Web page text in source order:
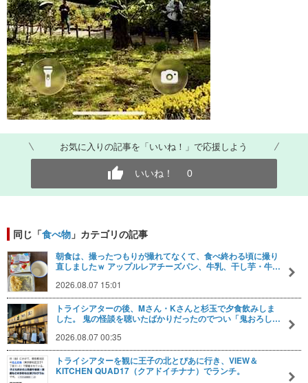
お気に入りの記事を「いいね！」で応援しよう
いいね！ 0
同じ「食べ物 」カテゴリの記事
朝食は、撮ったつもりが撮れてなくて、食べ終わる頃に撮り
直しましたｗ アップルレアチーズパン、牛乳、干し芋・牛…
2026.08.07 15:01
トライシアターの後、Mさん・Kさんと杉玉で夕食飲みしま
した。 鬼の怪談を聴いたばかりだったのでつい「鬼おろし…
2026.08.07 00:35
トライシアターを観に王子の北とぴあに行き、VIEW＆
KITCHEN QUAD17（クアドイチナナ）でランチ。